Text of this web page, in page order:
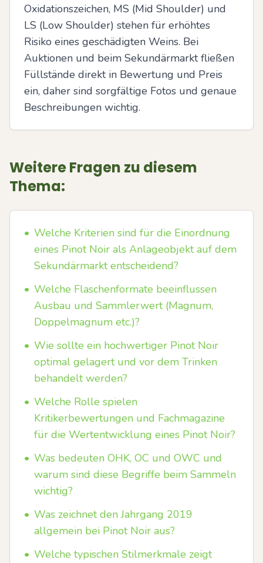
Oxidationszeichen, MS (Mid Shoulder) und
LS (Low Shoulder) stehen für erhöhtes
Risiko eines geschädigten Weins. Bei
Auktionen und beim Sekundärmarkt fließen
Füllstände direkt in Bewertung und Preis
ein, daher sind sorgfältige Fotos und genaue
Beschreibungen wichtig.
Weitere Fragen zu diesem
Thema:
• Welche Kriterien sind für die Einordnung
eines Pinot Noir als Anlageobjekt auf dem
Sekundärmarkt entscheidend?
• Welche Flaschenformate beeinflussen
Ausbau und Sammlerwert (Magnum,
Doppelmagnum etc.)?
• Wie sollte ein hochwertiger Pinot Noir
optimal gelagert und vor dem Trinken
behandelt werden?
• Welche Rolle spielen
Kritikerbewertungen und Fachmagazine
für die Wertentwicklung eines Pinot Noir?
• Was bedeuten OHK, OC und OWC und
warum sind diese Begriffe beim Sammeln
wichtig?
• Was zeichnet den Jahrgang 2019
allgemein bei Pinot Noir aus?
• Welche typischen Stilmerkmale zeigt